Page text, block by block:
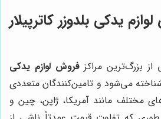
یدکی بلدوزر کاترپیلار
از بزرگ‌ترین مراکز فروش لوازم یدکی
می‌شود و تامین‌کنندگان متعددی
مختلف مانند آمریکا، ژاپن، چین و